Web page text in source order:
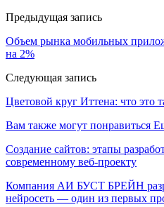
Предыдущая запись
Объем рынка мобильных
на 2%
Следующая запись
Цветовой круг Иттена: что это
Вам также могут понравиться
Создание сайтов: этапы
современному веб-проекту
Компания АИ БУСТ БРЕЙН
нейросеть — один из первых